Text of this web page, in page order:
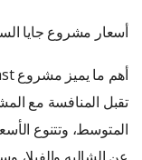
أسعار مشروع جايا
تقبل المنافسة مع
المتوسط، وتتنوع